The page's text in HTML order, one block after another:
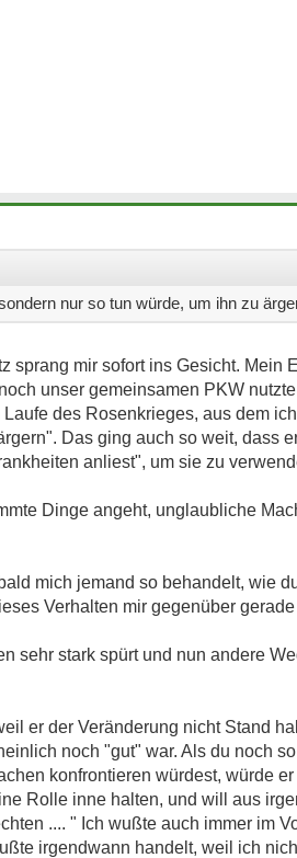
nur so tun würde, um ihn zu
mir sofort ins Gesicht. Mein
unser gemeinsamen PKW nutzte
des Rosenkrieges, aus dem
Das ging auch so weit, dass
anliest", um sie zu
Dinge angeht, unglaubliche
mich jemand so behandelt, wie
Verhalten mir gegenüber
sehr stark spürt und nun andere
er der Veränderung nicht Stand
noch "gut" war. Als du noch
konfrontieren würdest, würde
Rolle inne halten, und will aus
.... " Ich wußte auch immer im
irgendwann handelt, weil ich